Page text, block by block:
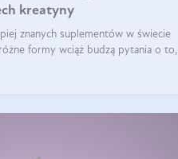
kreatyny
znanych suplementów w świecie
formy wciąż budzą pytania o to,
forma kreatyny jest najlepsza.